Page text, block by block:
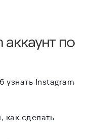
аккаунт по
узнать Instagram
как сделать